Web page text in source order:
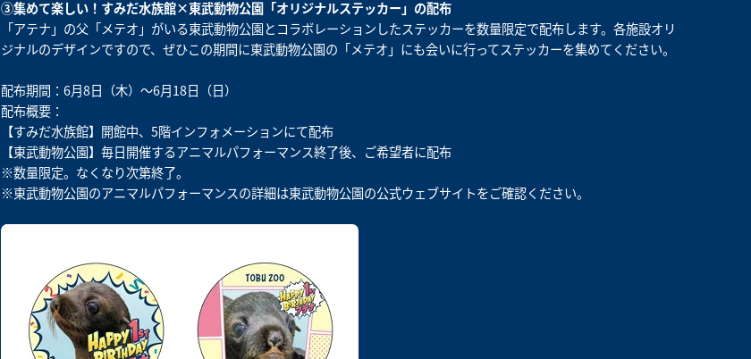
③集めて楽しい！すみだ水族館×東武動物公園「オリジナルステッカー」の配布
「アテナ」の父「メテオ」がいる東武動物公園とコラボレーションしたステッカーを数量限定で配布します。各施設オリ
ジナルのデザインですので、ぜひこの期間に東武動物公園の「メテオ」にも会いに行ってステッカーを集めてください。
配布期間：6月8日（木）～6月18日（日）
配布概要：
【すみだ水族館】開館中、5階インフォメーションにて配布
【東武動物公園】毎日開催するアニマルパフォーマンス終了後、ご希望者に配布
※数量限定。なくなり次第終了。
※東武動物公園のアニマルパフォーマンスの詳細は東武動物公園の公式ウェブサイトをご確認ください。